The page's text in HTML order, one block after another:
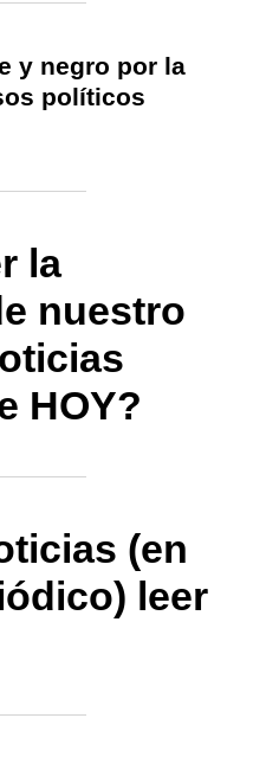
y negro por la
políticos
la
nuestro
HOY?
(en
leer